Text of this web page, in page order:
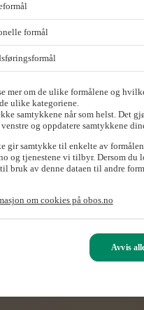
formål
mer om de ulike formålene og
ulike kategoriene.
samtykkene når som helst. Det
og oppdatere samtykkene
gir samtykke til enkelte av
og tjenestene vi tilbyr. Dersom
bruk av denne dataen til andre
om cookies på obos.no
Avvis